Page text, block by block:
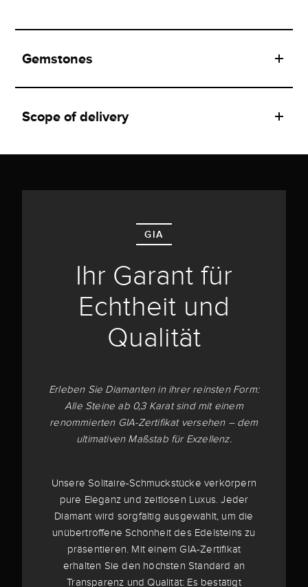
Gemstones
Scope of delivery
GIA
Ihr Garant für
Echtheit und
Qualität
Erleben Sie Diamanten in ihrer reinsten Form:
Alle Steine ab 0,3 Karat sind mit einem
renommierten GIA-Zertifikat versehen – dem
ultimativen Maßstab für Exzellenz.
Unsere Solitaire-Schmuckstücke verkörpern
pure Eleganz und zeitlosen Luxus. Jeder
Diamant wird sorgfältig ausgewählt, um die
unübertroffene Schönheit des Edelsteins zu
präsentieren. Mit einem GIA-Zertifikat
erhalten Sie den höchsten Standard an
Transparenz und Qualität: Es bestätigt